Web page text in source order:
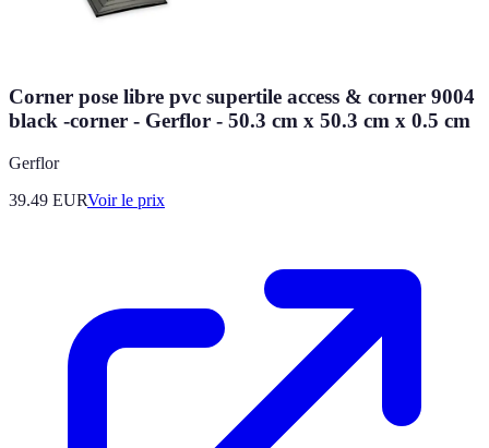
Corner pose libre pvc supertile access & corner 9004
black -corner - Gerflor - 50.3 cm x 50.3 cm x 0.5 cm
Gerflor
39.49 EURVoir le prix